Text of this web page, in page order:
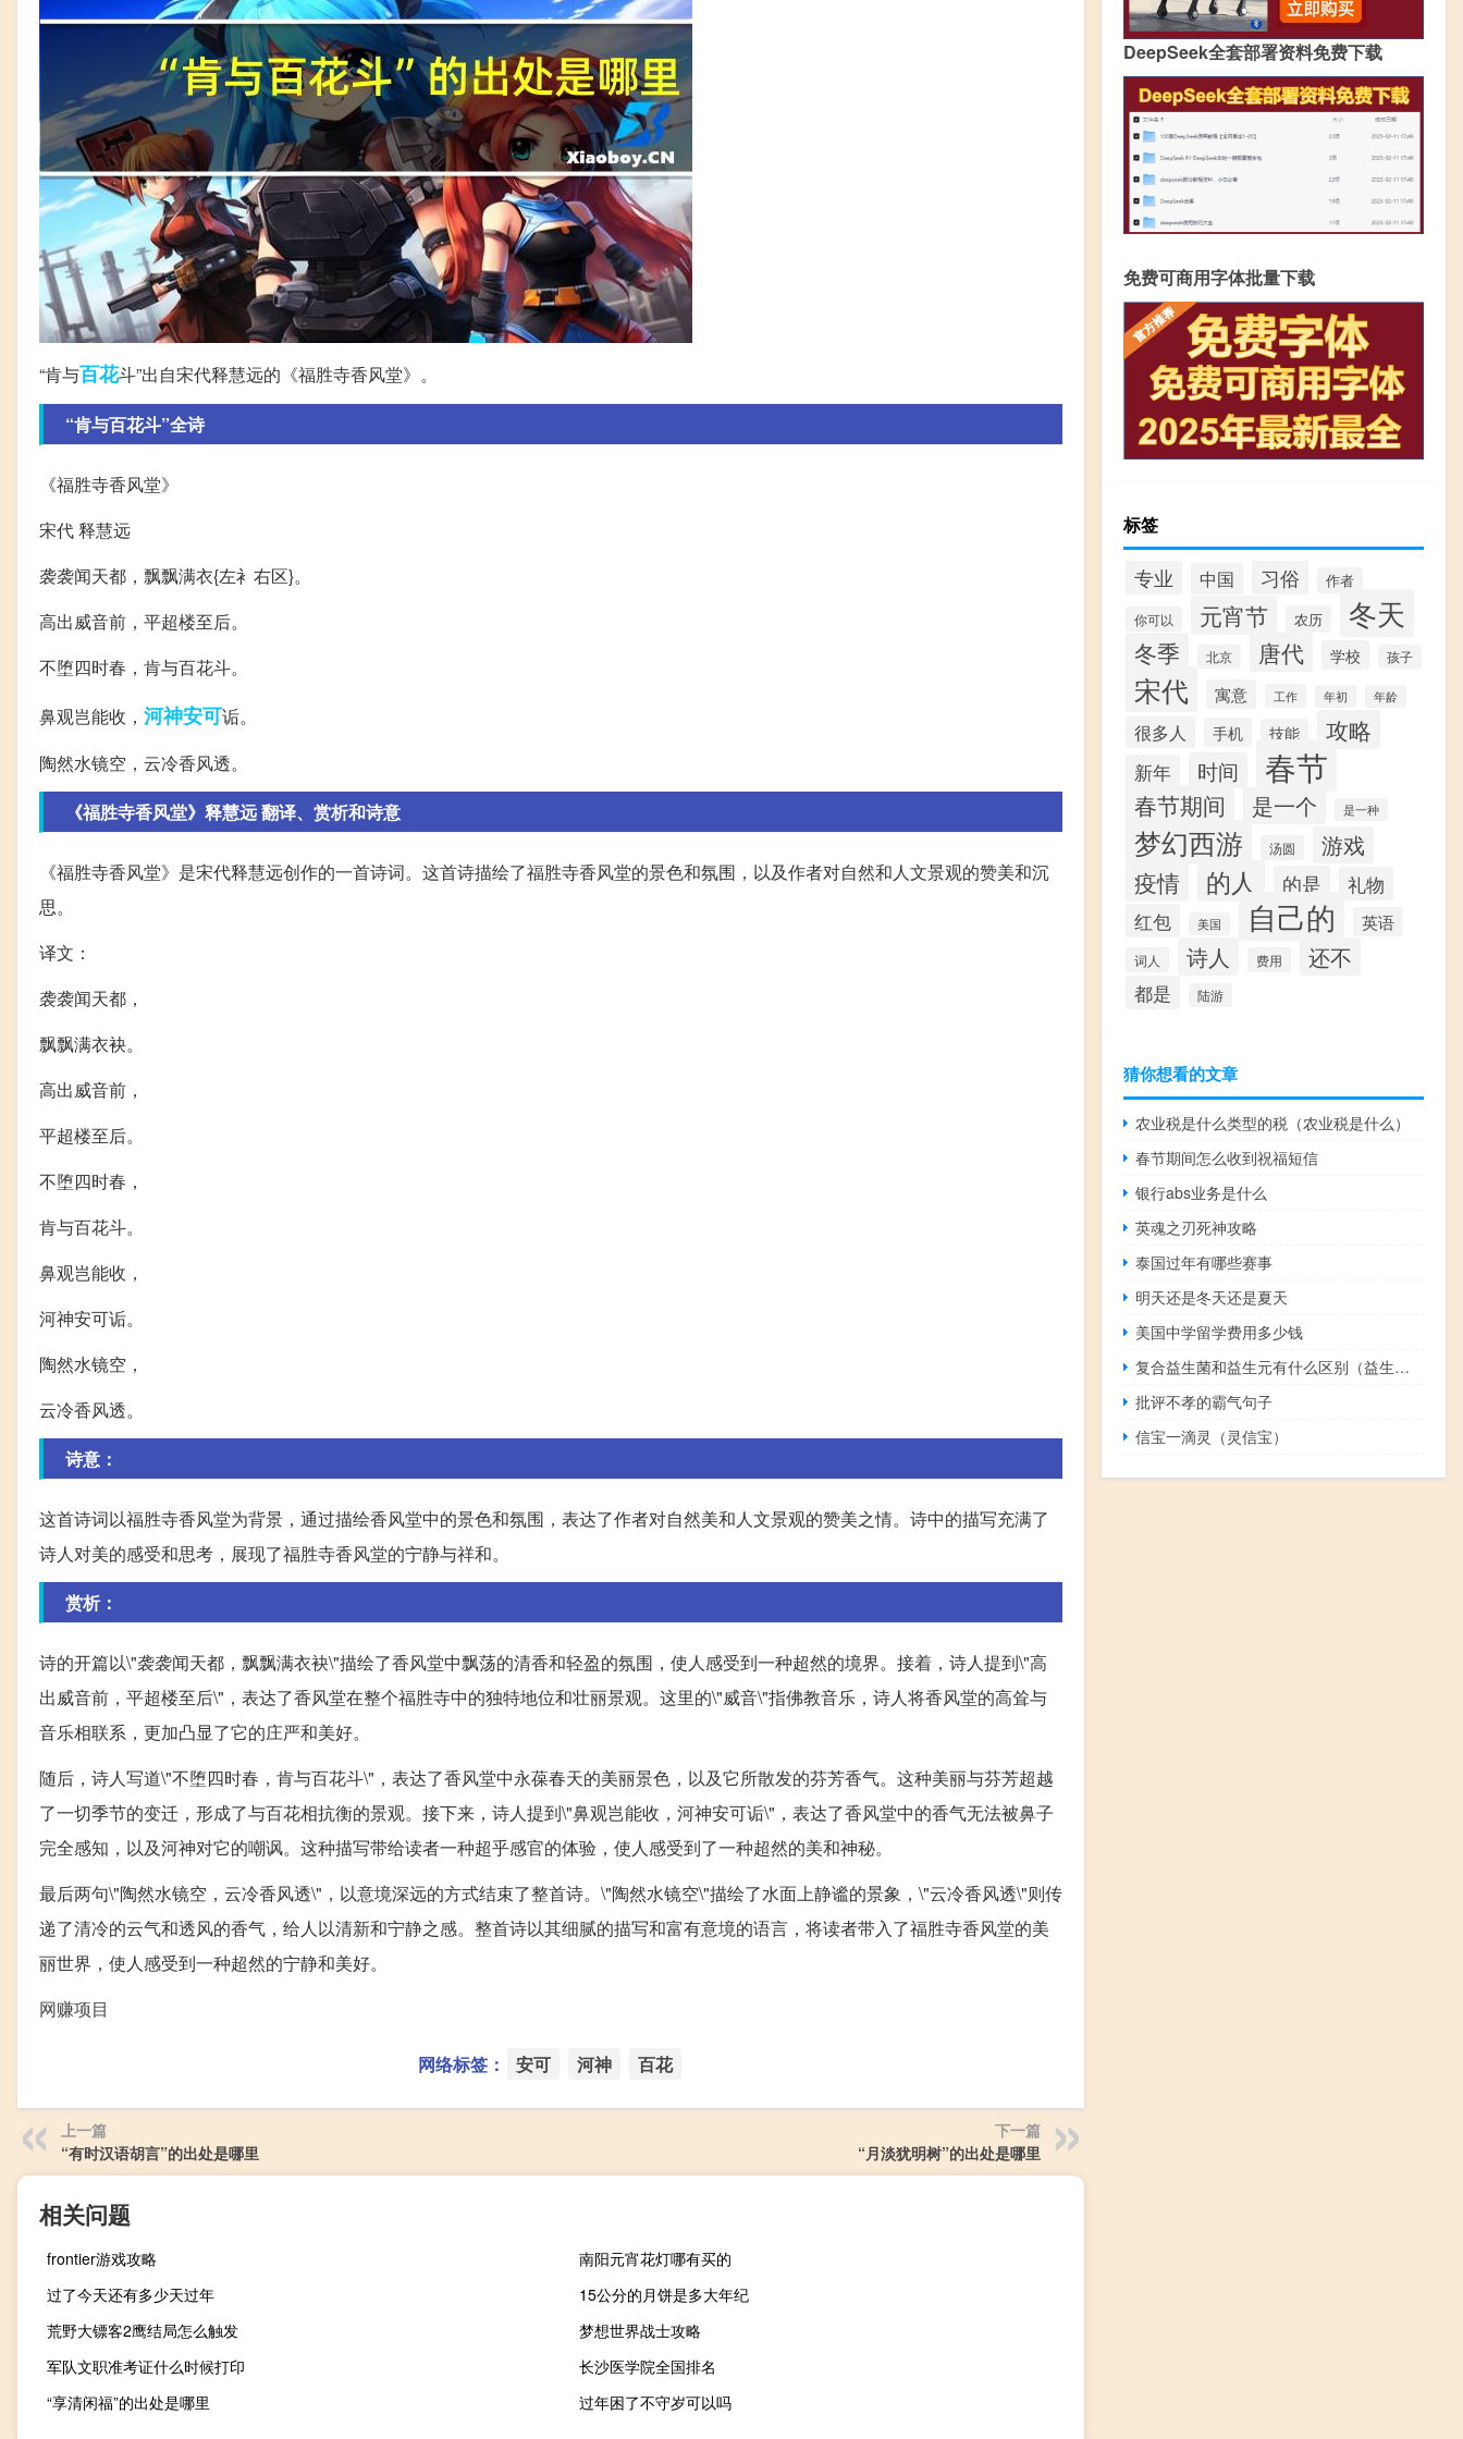
“肯与百花斗”出自宋代释慧远的《福胜寺香风堂》。
“肯与百花斗”全诗
《福胜寺香风堂》
宋代 释慧远
袭袭闻天都，飘飘满衣{左衤右区}。
高出威音前，平超楼至后。
不堕四时春，肯与百花斗。
鼻观岂能收， 河神安可诟。
陶然水镜空，云冷香风透。
《福胜寺香风堂》释慧远 翻译、赏析和诗意
《福胜寺香风堂》是宋代释慧远创作的一首诗词。这首诗描绘了福胜寺香风堂的景色和氛围，以及作者对自然和人文景观的赞美和沉
思。
译文：
袭袭闻天都，
飘飘满衣袂。
高出威音前，
平超楼至后。
不堕四时春，
肯与百花斗。
鼻观岂能收，
河神安可诟。
陶然水镜空，
云冷香风透。
诗意：
这首诗词以福胜寺香风堂为背景，通过描绘香风堂中的景色和氛围，表达了作者对自然美和人文景观的赞美之情。诗中的描写充满了
诗人对美的感受和思考，展现了福胜寺香风堂的宁静与祥和。
赏析：
诗的开篇以\"袭袭闻天都，飘飘满衣袂\"描绘了香风堂中飘荡的清香和轻盈的氛围，使人感受到一种超然的境界。接着，诗人提到\"高
出威音前，平超楼至后\"，表达了香风堂在整个福胜寺中的独特地位和壮丽景观。这里的\"威音\"指佛教音乐，诗人将香风堂的高耸与
音乐相联系，更加凸显了它的庄严和美好。
随后，诗人写道\"不堕四时春，肯与百花斗\"，表达了香风堂中永葆春天的美丽景色，以及它所散发的芬芳香气。这种美丽与芬芳超越
了一切季节的变迁，形成了与百花相抗衡的景观。接下来，诗人提到\"鼻观岂能收，河神安可诟\"，表达了香风堂中的香气无法被鼻子
完全感知，以及河神对它的嘲讽。这种描写带给读者一种超乎感官的体验，使人感受到了一种超然的美和神秘。
最后两句\"陶然水镜空，云冷香风透\"，以意境深远的方式结束了整首诗。\"陶然水镜空\"描绘了水面上静谧的景象，\"云冷香风透\"则传
递了清冷的云气和透风的香气，给人以清新和宁静之感。整首诗以其细腻的描写和富有意境的语言，将读者带入了福胜寺香风堂的美
丽世界，使人感受到一种超然的宁静和美好。
网赚项目
网络标签： 安可 河神 百花
上一篇
“有时汉语胡言”的出处是哪里
下一篇
“月淡犹明树”的出处是哪里
相关问题
frontier游戏攻略
南阳元宵花灯哪有买的
过了今天还有多少天过年
15公分的月饼是多大年纪
荒野大镖客2鹰结局怎么触发
梦想世界战士攻略
军队文职准考证什么时候打印
长沙医学院全国排名
“享清闲福”的出处是哪里
过年困了不守岁可以吗
DeepSeek全套部署资料免费下载
免费可商用字体批量下载
标签
专业 中国 习俗 作者
你可以 元宵节 农历 冬天
冬季 北京 唐代 学校 孩子
宋代 寓意 工作 年初 年龄
很多人 手机 技能 攻略
新年 时间 春节
春节期间 是一个 是一种
梦幻西游 汤圆 游戏
疫情 的人 的是
礼物
红包
美国 自己的 英语
词人 诗人 费用 还不
都是 陆游
猜你想看的文章
农业税是什么类型的税（农业税是什么）
春节期间怎么收到祝福短信
银行abs业务是什么
英魂之刃死神攻略
泰国过年有哪些赛事
明天还是冬天还是夏天
美国中学留学费用多少钱
复合益生菌和益生元有什么区别（益生菌和益生元有什么区别）
批评不孝的霸气句子
信宝一滴灵（灵信宝）